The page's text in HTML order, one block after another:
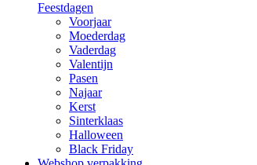
Feestdagen
Voorjaar
Moederdag
Vaderdag
Valentijn
Pasen
Najaar
Kerst
Sinterklaas
Halloween
Black Friday